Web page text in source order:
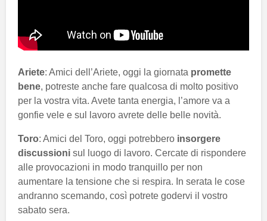
Ariete: Amici dell’Ariete, oggi la giornata promette
bene, potreste anche fare qualcosa di molto positivo
per la vostra vita. Avete tanta energia, l’amore va a
gonfie vele e sul lavoro avrete delle belle novità.
Toro: Amici del Toro, oggi potrebbero insorgere
discussioni sul luogo di lavoro. Cercate di rispondere
alle provocazioni in modo tranquillo per non
aumentare la tensione che si respira. In serata le cose
andranno scemando, così potrete godervi il vostro
sabato sera.